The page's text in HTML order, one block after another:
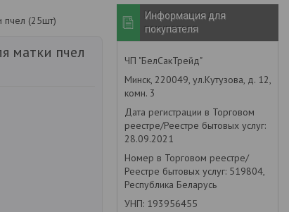
пчел (25шт)
матки пчел
Информация для
покупателя
ЧП "БелСакТрейд"
Минск, 220049, ул.Кутузова, д. 12,
комн. 3
Дата регистрации в Торговом
реестре/Реестре бытовых услуг:
28.09.2021
Номер в Торговом реестре/
Реестре бытовых услуг: 519804,
Республика Беларусь
УНП: 193956455